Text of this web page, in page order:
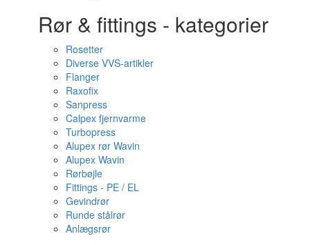
Rør & fittings - kategorier
Rosetter
Diverse VVS-artikler
Flanger
Raxofix
Sanpress
Calpex fjernvarme
Turbopress
Alupex rør Wavin
Alupex Wavin
Rørbøjle
Fittings - PE / EL
Gevindrør
Runde stålrør
Anlægsrør